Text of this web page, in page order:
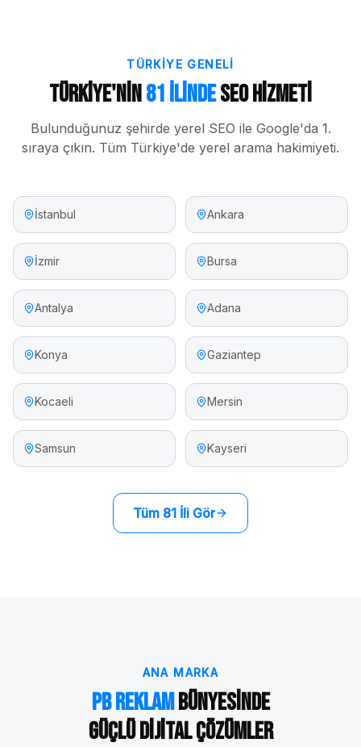
TÜRKIYE GENELI
Türkiye'nin81 İlindeSEO Hizmeti
Bulunduğunuz şehirde yerel SEO ile Google'da 1.
sıraya çıkın. Tüm Türkiye'de yerel arama hakimiyeti.
İstanbul Ankara
İzmir Bursa
Antalya Adana
Konya Gaziantep
Kocaeli Mersin
Samsun Kayseri
Tüm 81 İli Gör
ANA MARKA
Pb ReklamBünyesinde
Güçlü Dijital Çözümler